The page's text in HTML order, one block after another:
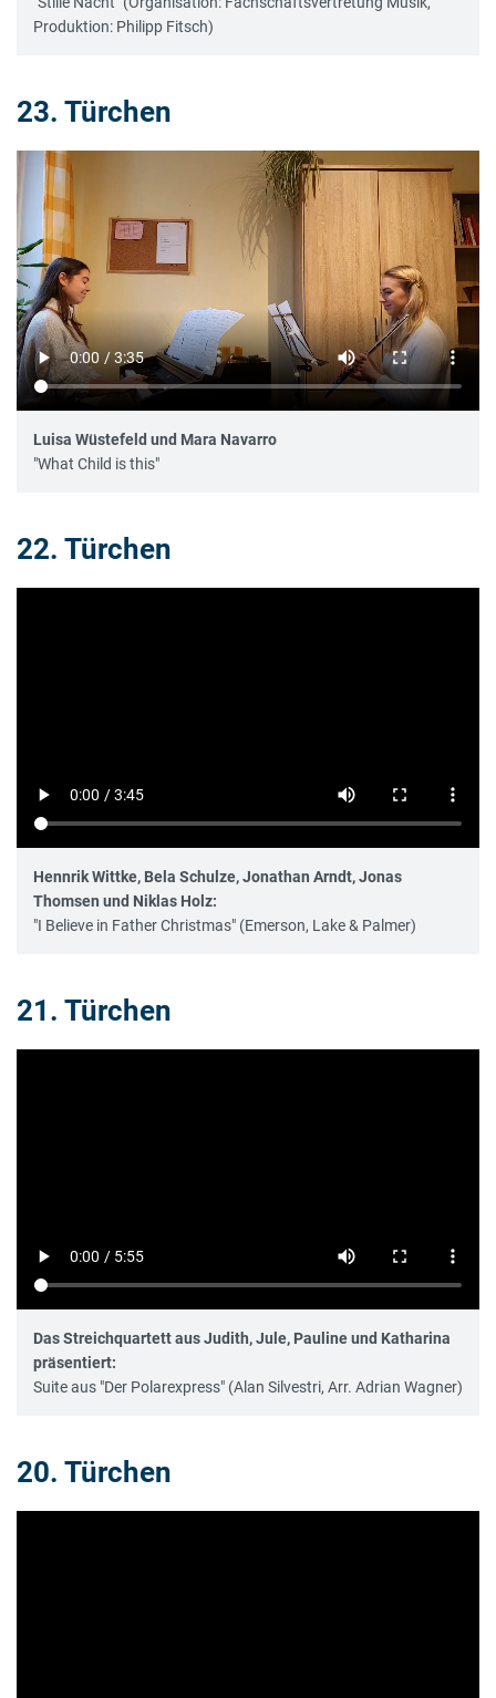
Produktion: Philipp Fitsch)
23. Türchen
Luisa Wüstefeld und Mara Navarro
"What Child is this"
22. Türchen
Hennrik Wittke, Bela Schulze, Jonathan Arndt, Jonas
Thomsen und Niklas Holz:
"I Believe in Father Christmas" (Emerson, Lake & Palmer)
21. Türchen
Das Streichquartett aus Judith, Jule, Pauline und Katharina
präsentiert:
Suite aus "Der Polarexpress" (Alan Silvestri, Arr. Adrian Wagner)
20. Türchen